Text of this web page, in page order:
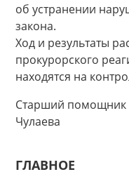
об устранении
закона.
Ход и результаты
прокурорского
находятся на
Старший помощник
Чулаева
ГЛАВНОЕ